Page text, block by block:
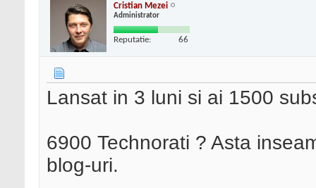
Cristian Mezei
Administrator
Reputatie: 66
Lansat in 3 luni si ai 1500
6900 Technorati ? Asta
blog-uri.